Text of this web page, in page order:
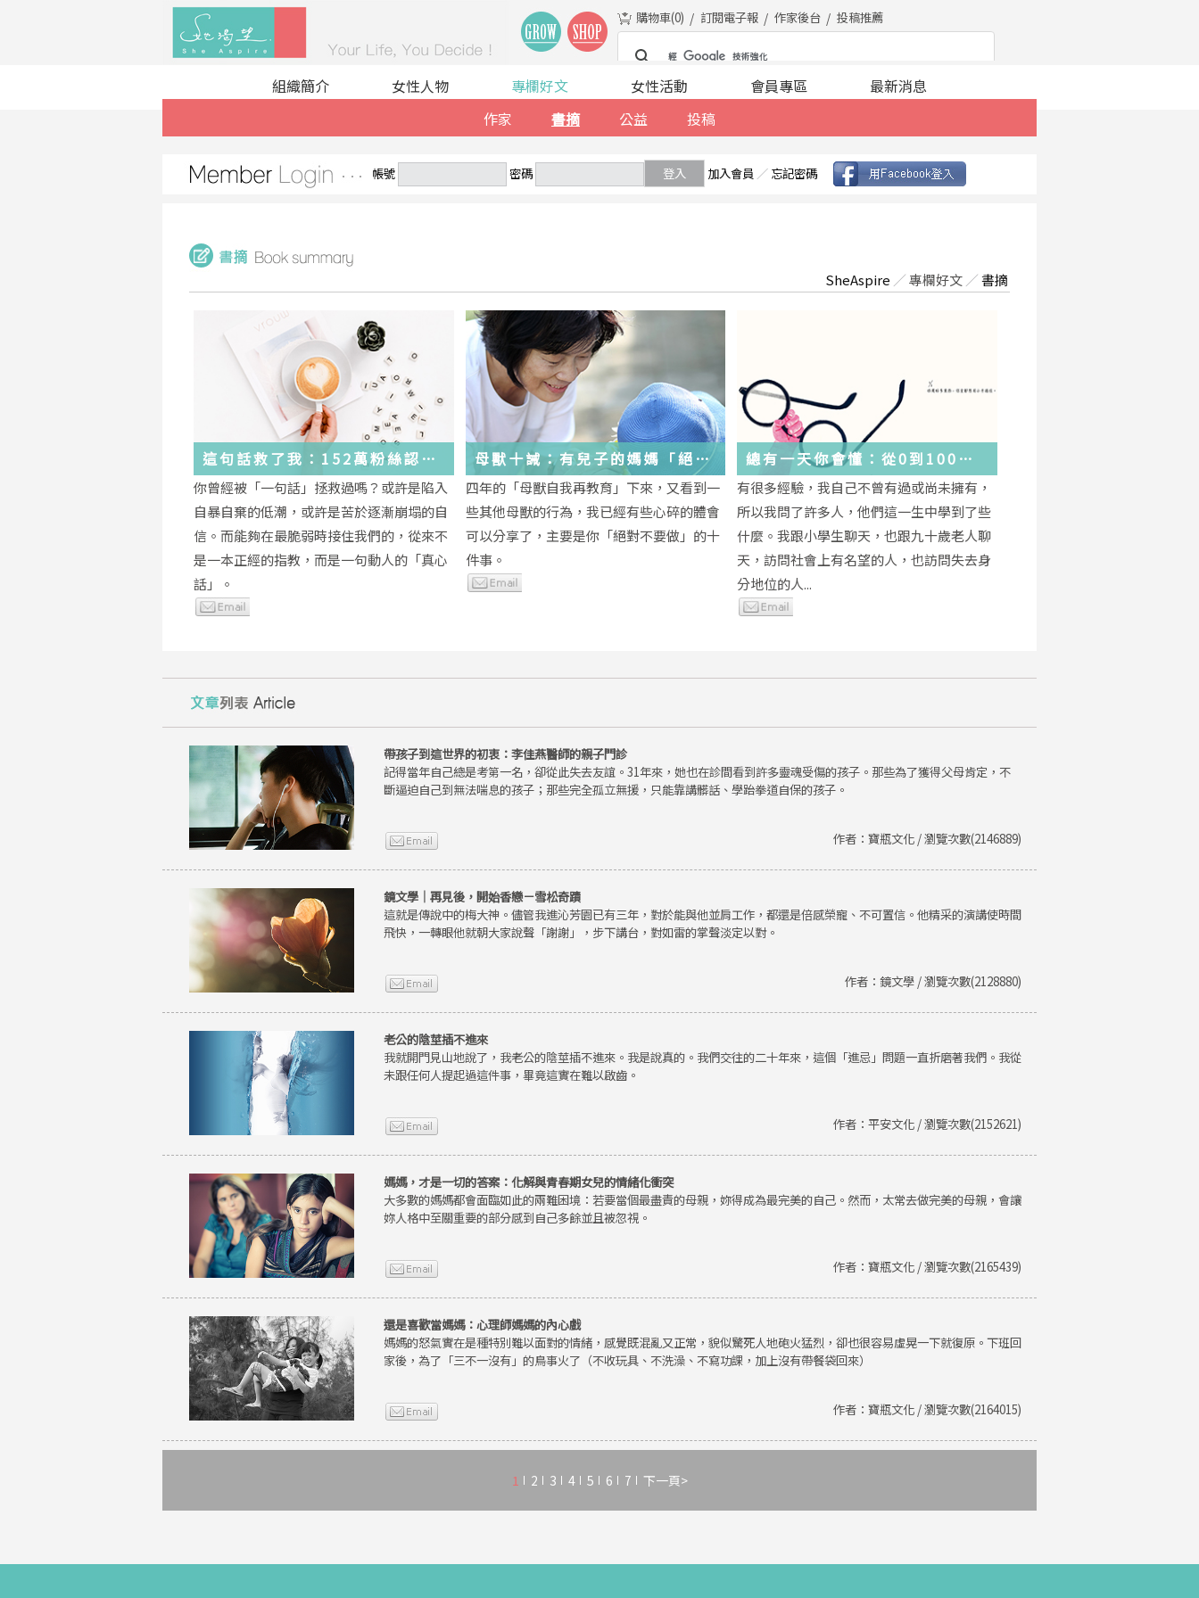
購物車(0) 訂閱電子報 作家後台 投稿推薦
組織簡介 女性人物
專欄好文
作家
書摘 公益 投稿
女性活動 會員專區 最新消息
帳號 密碼 登入 加入會員 ／ 忘記密碼
SheAspire ／專欄好文 ／書摘
這句話救了我：152萬粉絲認
證，韓國最受歡迎的
YouTuber「國民姐姐」金美敬
為跌落情緒深淵的你雪中送炭！
你曾經被「一句話」拯救過嗎？或許是陷入
自暴自棄的低潮，或許是苦於逐漸崩塌的自
信。而能夠在最脆弱時接住我們的，從來不
是一本正經的指教，而是一句動人的「真心
話」。
母獸十誡：有兒子的媽媽「絕對
不要做」的十件事
四年的「母獸自我再教育」下來，又看到一
些其他母獸的行為，我已經有些心碎的體會
可以分享了，主要是你「絕對不要做」的十
件事。
總有一天你會懂：從0到100
歲，該學會的人生大事，都在這
些生活的小事裡了
有很多經驗，我自己不曾有過或尚未擁有，
所以我問了許多人，他們這一生中學到了些
什麼。我跟小學生聊天，也跟九十歲老人聊
天，訪問社會上有名望的人，也訪問失去身
分地位的人...
帶孩子到這世界的初衷：李佳燕醫師的親子門診
記得當年自己總是考第一名，卻從此失去友誼。31年來，她也在診間看到許多靈魂受傷的孩子。那些為了獲得父母肯定，不
斷逼迫自己到無法喘息的孩子；那些完全孤立無援，只能靠講髒話、學跆拳道自保的孩子。
作者：寶瓶文化 / 瀏覽次數(2146889)
鏡文學｜再見後，開始香戀－雪松奇蹟
這就是傳說中的梅大神。儘管我進沁芳園已有三年，對於能與他並肩工作，都還是倍感榮寵、不可置信。他精采的演講使時間
飛快，一轉眼他就朝大家說聲「謝謝」，步下講台，對如雷的掌聲淡定以對。
作者：鏡文學 / 瀏覽次數(2128880)
老公的陰莖插不進來
我就開門見山地說了，我老公的陰莖插不進來。我是說真的。我們交往的二十年來，這個「進忌」問題一直折磨著我們。我從
未跟任何人提起過這件事，畢竟這實在難以啟齒。
作者：平安文化 / 瀏覽次數(2152621)
媽媽，才是一切的答案：化解與青春期女兒的情緒化衝突
大多數的媽媽都會面臨如此的兩難困境：若要當個最盡責的母親，妳得成為最完美的自己。然而，太常去做完美的母親，會讓
妳人格中至關重要的部分感到自己多餘並且被忽視。
作者：寶瓶文化 / 瀏覽次數(2165439)
還是喜歡當媽媽：心理師媽媽的內心戲
媽媽的怒氣實在是種特別難以面對的情緒，感覺既混亂又正常，貌似驚死人地砲火猛烈，卻也很容易虛晃一下就復原。下班回
家後，為了「三不一沒有」的鳥事火了（不收玩具、不洗澡、不寫功課，加上沒有帶餐袋回來）
作者：寶瓶文化 / 瀏覽次數(2164015)
1 2 3 4 5 6 7 下一頁>